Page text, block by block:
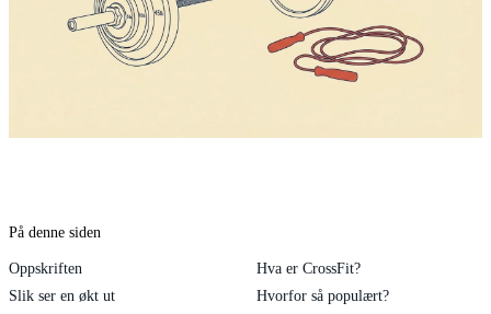
På denne siden
Oppskriften
Hva er CrossFit?
Slik ser en økt ut
Hvorfor så populært?